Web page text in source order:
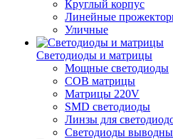
Круглый корпус
Линейные
Уличные
Светодиоды и матрицы
Мощные светодиоды
COB матрицы
Матрицы 220V
SMD светодиоды
Линзы для
Светодиоды